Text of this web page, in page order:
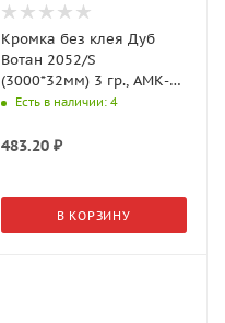
Кромка без клея Дуб
Вотан 2052/S
(3000*32мм) 3 гр., АМК-
ТрояЕсть в наличии: 4
483.20₽
В КОРЗИНУ